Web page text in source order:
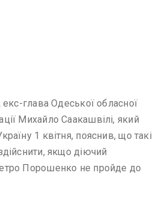
екс-глава Одеської обласної
Михайло Саакашвілі, який
1 квітня, пояснив, що такі
якщо діючий
Порошенко не пройде до